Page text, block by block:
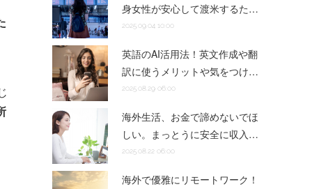
身女性が安心して渡米するた…
2025.09.04 10:00
英語のAI活用法！英文作成や翻
訳に使うメリットや気をつけ…
2025.08.29 06:00
海外生活、お金で諦めないでほ
しい。まっとうに安全に収入…
2025.08.22 06:00
海外で優雅にリモートワーク！